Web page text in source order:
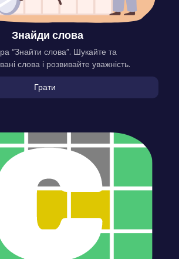
Знайди слова
“Знайти слова”. Шукайте та
слова і розвивайте уважність.
Грати